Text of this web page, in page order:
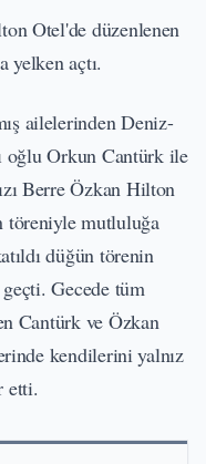
Otel'de düzenlenen
açtı.
ailelerinden Deniz-
oğlu Orkun Cantürk ile
Berre Özkan Hilton
töreniyle mutluluğa
düğün törenin
Gecede tüm
Cantürk ve Özkan
kendilerini yalnız
etti.